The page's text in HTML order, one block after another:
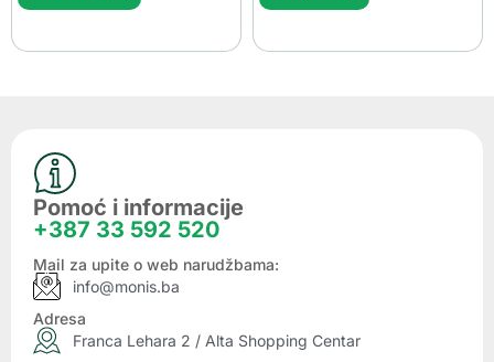
Pomoć i informacije
+387 33 592 520
Mail za upite o web narudžbama:
info@monis.ba
Adresa
Franca Lehara 2 / Alta Shopping Centar